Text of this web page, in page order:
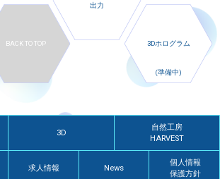
BACK TO TOP 3Dホログラム
出力
3D
自然工房
HARVEST
求人情報 News
個人情報
保護方針